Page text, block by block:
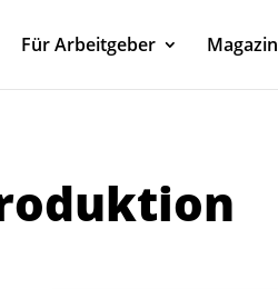
Für Arbeitgeber Magazin